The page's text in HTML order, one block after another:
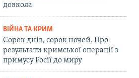
довкола
ВІЙНА ТА КРИМ
Сорок днів, сорок ночей. Про
результати кримської операції з
примусу Росії до миру